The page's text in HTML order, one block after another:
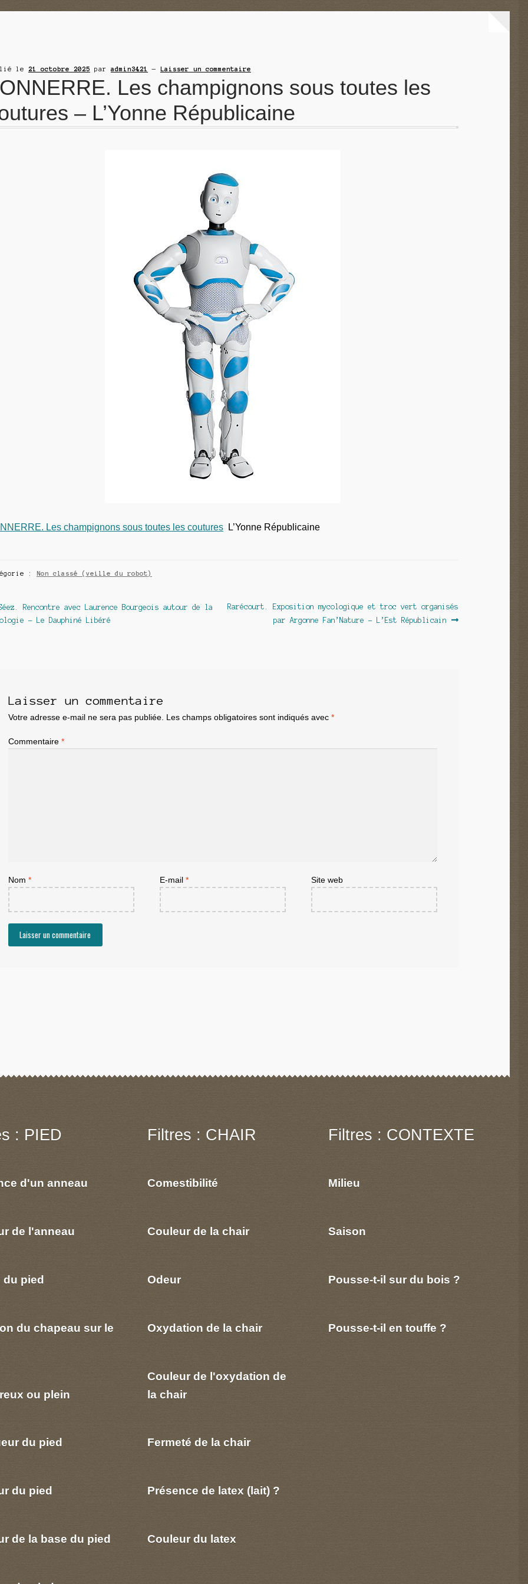
le 21 octobre 2025 paradmin3421 — Laisser un commentaire
Les champignons sous toutes les
– L’Yonne Républicaine
Les champignons sous toutes les couturesL’Yonne Républicaine
: Non classé (veille du robot)
:
Rencontre avec Laurence Bourgeois autour de la
– Le Dauphiné Libéré
Article
Rarécourt. Exposition mycologique et troc vert organisés
par Argonne Fan’Nature – L’Est Républicain
Laisser un commentaire
Votre adresse e-mail ne sera pas publiée. Les champs obligatoires sont indiqués avec *
Commentaire *
Nom * E-mail * Site web
: PIED
d'un anneau
de l'anneau
du pied
du chapeau sur le
ou plein
du pied
du pied
de la base du pied
Filtres : CHAIR
Comestibilité
Couleur de la chair
Odeur
Oxydation de la chair
Couleur de l'oxydation de
la chair
Fermeté de la chair
Présence de latex (lait) ?
Couleur du latex
Filtres : CONTEXTE
Milieu
Saison
Pousse-t-il sur du bois ?
Pousse-t-il en touffe ?